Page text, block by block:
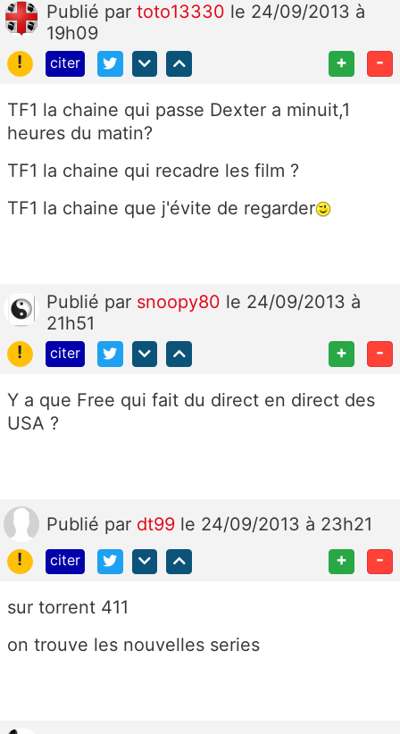
Publié par toto13330 le 24/09/2013 à
19h09
!
citer + -
TF1 la chaine qui passe Dexter a minuit,1
heures du matin?
TF1 la chaine qui recadre les film ?
TF1 la chaine que j'évite de regarder
Publié par snoopy80 le 24/09/2013 à
21h51
!
citer + -
Y a que Free qui fait du direct en direct des
USA ?
Publié par dt99 le 24/09/2013 à 23h21
!
citer + -
sur torrent 411
on trouve les nouvelles series